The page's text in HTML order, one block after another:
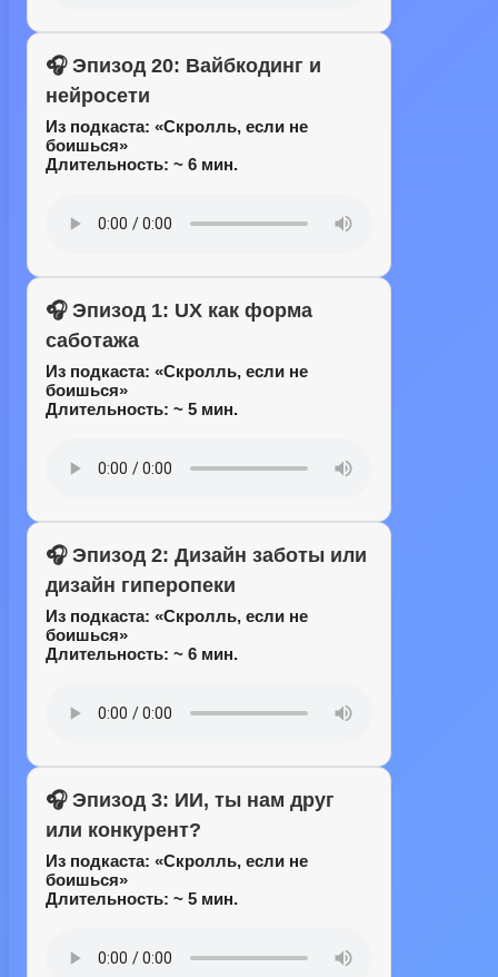
🎧 Эпизод 20: Вайбкодинг и
нейросети
Из подкаста: «Скролль, если не
боишься»
Длительность: ~ 6 мин.
🎧 Эпизод 1: UX как форма
саботажа
Из подкаста: «Скролль, если не
боишься»
Длительность: ~ 5 мин.
🎧 Эпизод 2: Дизайн заботы или
дизайн гиперопеки
Из подкаста: «Скролль, если не
боишься»
Длительность: ~ 6 мин.
🎧 Эпизод 3: ИИ, ты нам друг
или конкурент?
Из подкаста: «Скролль, если не
боишься»
Длительность: ~ 5 мин.